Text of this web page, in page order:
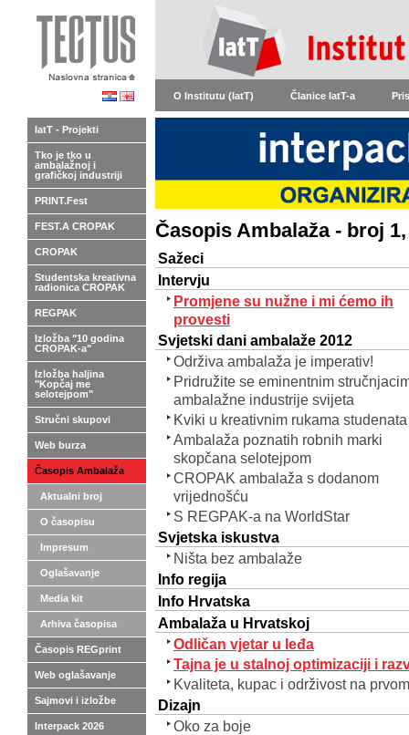
O Institutu (IatT) Članice IatT-a
Časopis Ambalaža - broj
Sažeci
Intervju
Promjene su nužne i mi ćemo ih
provesti
Svjetski dani ambalaže 2012
Održiva ambalaža je imperativ!
Pridružite se eminentnim
ambalažne industrije svijeta
Kviki u kreativnim rukama studenata
Ambalaža poznatih robnih marki
skopčana selotejpom
CROPAK ambalaža s dodanom
vrijednošću
S REGPAK-a na WorldStar
Svjetska iskustva
Ništa bez ambalaže
Info regija
Info Hrvatska
Ambalaža u Hrvatskoj
Odličan vjetar u leđa
Tajna je u stalnoj optimizaciji i
Kvaliteta, kupac i održivost na
Dizajn
Oko za boje
IatT - Projekti
Tko je tko u
ambalažnoj i
grafičkoj industriji
PRINT.Fest
FEST.A CROPAK
CROPAK
Studentska kreativna
radionica CROPAK
REGPAK
Izložba "10 godina
CROPAK-a"
Izložba haljina
"Kopčaj me
selotejpom"
Stručni skupovi
Web burza
Časopis Ambalaža
Aktualni broj
O časopisu
Impresum
Oglašavanje
Media kit
Arhiva časopisa
Časopis REGprint
Web oglašavanje
Sajmovi i izložbe
Interpack 2026